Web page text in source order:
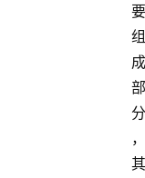
要
组
成
部
分
，
其